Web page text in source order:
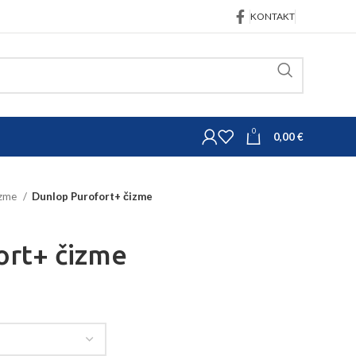
KONTAKT
0 0,00€
Dunlop Purofort+ čizme
čizme